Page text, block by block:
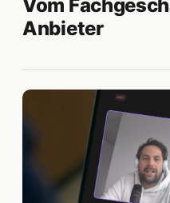
Vom
Anbieter